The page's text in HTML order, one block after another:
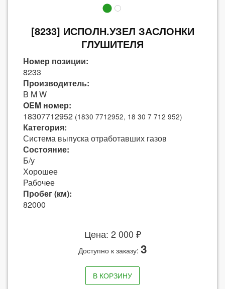
[8233] ИСПОЛН.УЗЕЛ ЗАСЛОНКИ
ГЛУШИТЕЛЯ
Номер позиции:
8233
Производитель:
B M W
OEM номер:
18307712952 (1830 7712952, 18 30 7 712 952)
Категория:
Система выпуска отработавших газов
Состояние:
Б/у
Хорошее
Рабочее
Пробег (км):
82000
Цена: 2 000 ₽
Доступно к заказу: 3
В КОРЗИНУ